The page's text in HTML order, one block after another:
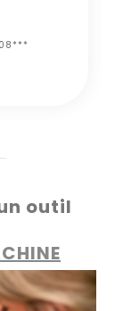
outil